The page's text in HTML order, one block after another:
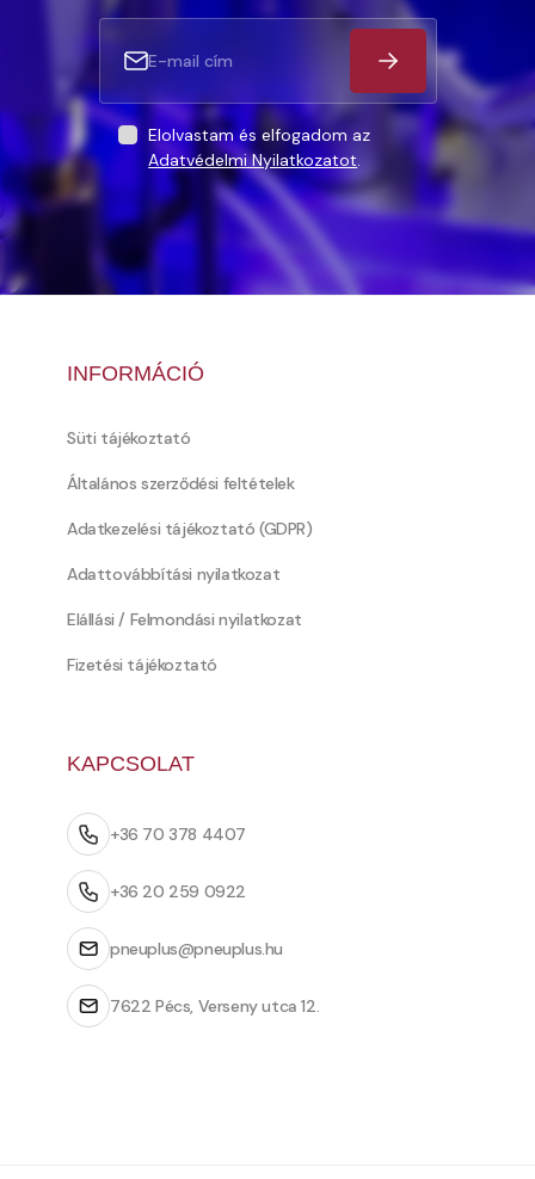
Elolvastam és elfogadom az
Adatvédelmi Nyilatkozatot.
INFORMÁCIÓ
Süti tájékoztató
Általános szerződési feltételek
Adatkezelési tájékoztató (GDPR)
Adattovábbítási nyilatkozat
Elállási / Felmondási nyilatkozat
Fizetési tájékoztató
KAPCSOLAT
+36 70 378 4407
+36 20 259 0922
pneuplus@pneuplus.hu
7622 Pécs, Verseny utca 12.